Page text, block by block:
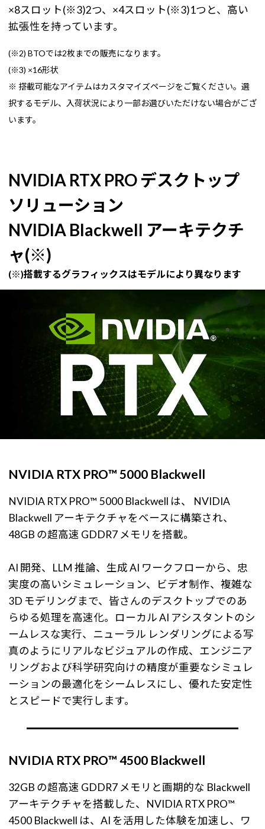
×8スロット(※3)2つ、×4スロット(※3)1つと、高い
拡張性を持っています。
(※2) BTOでは2枚までの販売になります。
(※3) ×16形状
※ 搭載可能なアイテムはカスタマイズページをご覧ください。選
択するモデル、入荷状況により一部お選びいただけない場合がござ
います。
NVIDIA RTX PRO デスクトップ
ソリューション
NVIDIA Blackwell アーキテクチ
ャ(※)
(※)搭載するグラフィックスはモデルにより異なります
NVIDIA RTX PRO™ 5000 Blackwell
NVIDIA RTX PRO™ 5000 Blackwell は、 NVIDIA
Blackwell アーキテクチャをベースに構築され、
48GB の超高速 GDDR7 メモリを搭載。
AI 開発、LLM 推論、生成 AI ワークフローから、忠
実度の高いシミュレーション、ビデオ制作、複雑な
3D モデリングまで、皆さんのデスクトップでのあ
らゆる処理を高速化。ローカル AI アシスタントのシ
ームレスな実行、ニューラル レンダリングによる写
真のようにリアルなビジュアルの作成、エンジニア
リングおよび科学研究向けの精度が重要なシミュレ
ーションの最適化をシームレスにし、優れた安定性
とスピードで実行します。
NVIDIA RTX PRO™ 4500 Blackwell
32GB の超高速 GDDR7 メモリと画期的な Blackwell
アーキテクチャを搭載した、NVIDIA RTX PRO™
4500 Blackwell は、AI を活用した体験を加速し、ワ